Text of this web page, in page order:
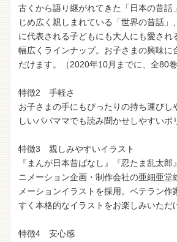
古くから語り継がれてきた「日本の昔話
じめ広く親しまれている「世界の昔話」
に代表される子どもにも大人にも愛され
幅広くラインナップ。お子さまの興味に
だけます。（2020年10月までに、全80巻
特徴2 手軽さ
お子さまの手にもぴったりの持ち運びし
しいパパママでも読み聞かせしやすいボ
特徴3 親しみやすいイラスト
『まんが日本昔ばなし』『忍たま乱太
ニメーション企画・制作会社の亜細亜堂
メーションイラストを採用。ベテラン作
すく本格的なイラストをお楽しみいただ
特徴4 安心感